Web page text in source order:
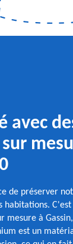
avec
de préserver
C'est
mesure à
est un